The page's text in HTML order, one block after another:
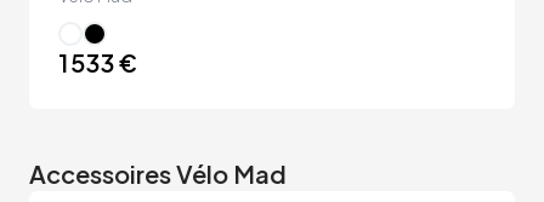
1 533 €
Accessoires Vélo Mad